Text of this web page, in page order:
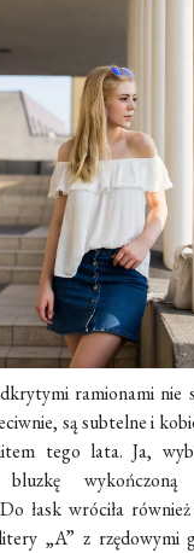
ramionami nie
są subtelne i
tego lata. Ja,
bluzkę wykończoną
łask wróciła
„A” z rzędowymi